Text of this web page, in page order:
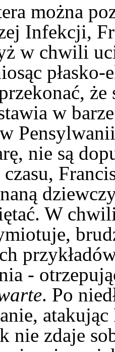
można
Infekcji,
w chwili
w
nie są
W
-
. Po
nie zdaje